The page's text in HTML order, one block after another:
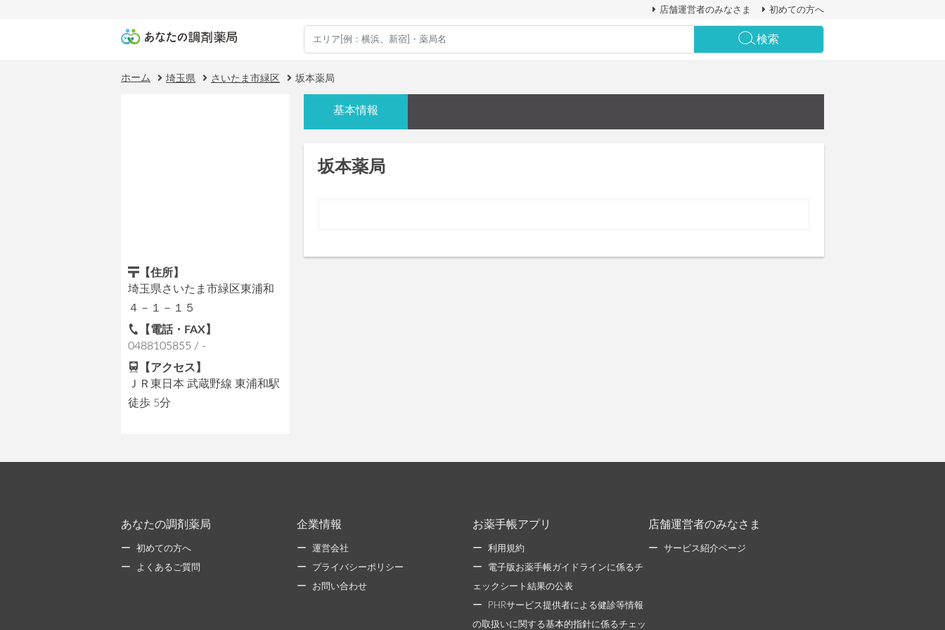
店舗運営者のみなさま 初めての方へ
検索
ホーム 埼玉県 さいたま市緑区 坂本薬局
【住所】
埼玉県さいたま市緑区東浦和
４－１－１５
【電話・FAX】
0488105855 / -
【アクセス】
ＪＲ東日本 武蔵野線 東浦和駅
徒歩 5分
基本情報
坂本薬局
あなたの調剤薬局
初めての方へ
よくあるご質問
企業情報
運営会社
プライバシーポリシー
お問い合わせ
お薬手帳アプリ
利用規約
電子版お薬手帳ガイドラインに係るチ
ェックシート結果の公表
PHRサービス提供者による健診等情報
の取扱いに関する基本的指針に係るチェッ
店舗運営者のみなさま
サービス紹介ページ